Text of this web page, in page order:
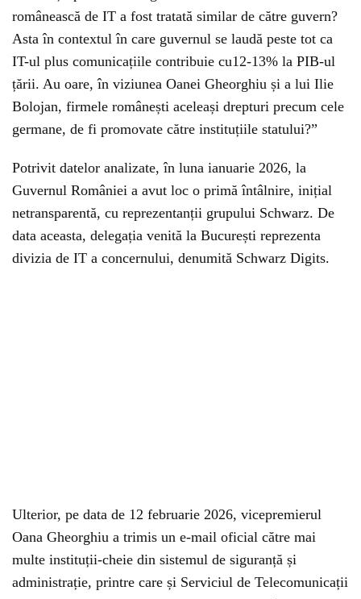
românească de IT a fost tratată similar de către guvern?
Asta în contextul în care guvernul se laudă peste tot ca
IT-ul plus comunicațiile contribuie cu12-13% la PIB-ul
țării. Au oare, în viziunea Oanei Gheorghiu și a lui Ilie
Bolojan, firmele românești aceleași drepturi precum cele
germane, de fi promovate către instituțiile statului?”
Potrivit datelor analizate, în luna ianuarie 2026, la
Guvernul României a avut loc o primă întâlnire, inițial
netransparentă, cu reprezentanții grupului Schwarz. De
data aceasta, delegația venită la București reprezenta
divizia de IT a concernului, denumită Schwarz Digits.
Ulterior, pe data de 12 februarie 2026, vicepremierul
Oana Gheorghiu a trimis un e-mail oficial către mai
multe instituții-cheie din sistemul de siguranță și
administrație, printre care și Serviciul de Telecomunicații